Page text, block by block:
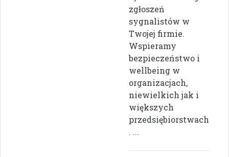
zgłoszeń
sygnalistów w
Twojej firmie.
Wspieramy
bezpieczeństwo i
wellbeing w
organizacjach,
niewielkich jak i
większych
przedsiębiorstwach
. ...